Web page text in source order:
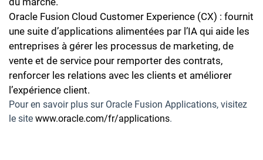
Oracle Fusion Cloud Customer Experience (CX) : fournit
une suite d’applications alimentées par l’IA qui aide les
entreprises à gérer les processus de marketing, de
vente et de service pour remporter des contrats,
renforcer les relations avec les clients et améliorer
l’expérience client.
Pour en savoir plus sur Oracle Fusion Applications, visitez
le site www.oracle.com/fr/applications.